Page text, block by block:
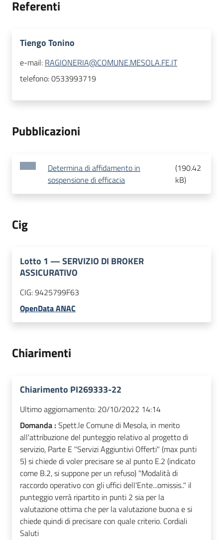
Referenti
Tiengo Tonino
e-mail: RAGIONERIA@COMUNE.MESOLA.FE.IT
telefono:0533993719
Pubblicazioni
Determina di affidamento in
sospensione di efficacia
(190.42
kB)
Cig
Lotto 1 —SERVIZIO DI BROKER
ASSICURATIVO
CIG:9425799F63
OpenData ANAC
Chiarimenti
Chiarimento PI269333-22
Ultimo aggiornamento: 20/10/2022 14:14
Domanda : Spett.le Comune di Mesola, in merito
all'attribuzione del punteggio relativo al progetto di
servizio, Parte E "Servizi Aggiuntivi Offerti" (max punti
5) si chiede di voler precisare se al punto E.2 (indicato
come B.2, si suppone per un refuso) "Modalità di
raccordo operativo con gli uffici dell'Ente...omissis.." il
punteggio verrà ripartito in punti 2 sia per la
valutazione ottima che per la valutazione buona e si
chiede quindi di precisare con quale criterio. Cordiali
Saluti